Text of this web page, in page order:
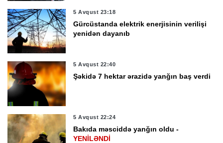
5 Avqust 23:18
Gürcüstanda elektrik enerjisinin verilişi
yenidən dayanıb
5 Avqust 22:40
Şəkidə 7 hektar ərazidə yanğın baş verdi
5 Avqust 22:24
Bakıda məsciddə yanğın oldu -
YENİLƏNDİ